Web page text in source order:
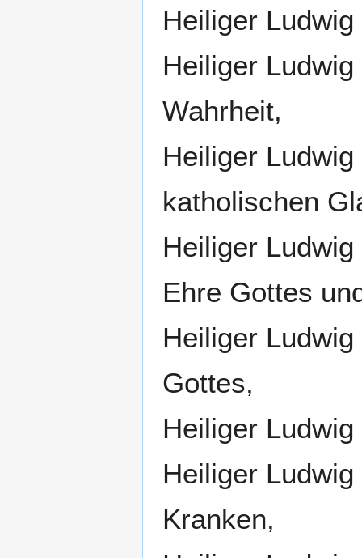
Heiliger
Heiliger
Wahrheit,
Heiliger
katholischen
Heiliger
Ehre Gottes
Heiliger
Gottes,
Heiliger
Heiliger
Kranken,